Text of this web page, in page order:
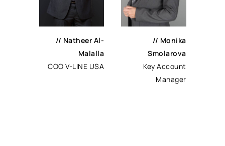
// Natheer Al-
Malalla
COO V-LINE USA
// Monika
Smolarova
Key Account
Manager